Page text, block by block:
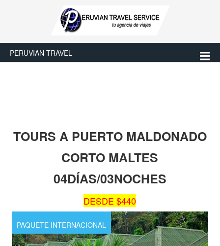
PERUVIAN TRAVEL
TOURS A PUERTO MALDONADO
CORTO MALTES
04DÍAS/03NOCHES
DESDE $440
PAQUETE INTERNACIONAL